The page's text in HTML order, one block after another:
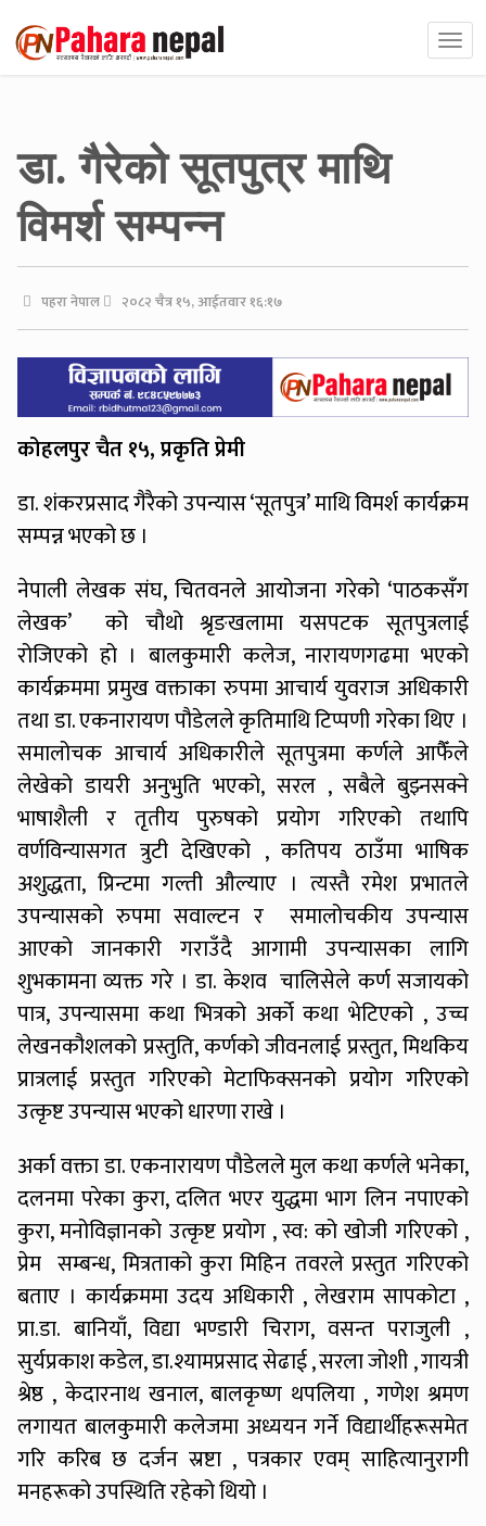
डा. गैरेको सूतपुत्र माथि
विमर्श सम्पन्न
पहरा नेपाल २०८२ चैत्र १५, आईतवार १६:१७
कोहलपुर चैत १५, प्रकृति प्रेमी
डा. शंकरप्रसाद गैरैको उपन्यास ‘सूतपुत्र’ माथि विमर्श कार्यक्रम
सम्पन्न भएको छ ।
नेपाली लेखक संघ, चितवनले आयोजना गरेको ‘पाठकसँग
लेखक’ को चौथो श्रृङखलामा यसपटक सूतपुत्रलाई
रोजिएको हो । बालकुमारी कलेज, नारायणगढमा भएको
कार्यक्रममा प्रमुख वक्ताका रुपमा आचार्य युवराज अधिकारी
तथा डा. एकनारायण पौडेलले कृतिमाथि टिप्पणी गरेका थिए ।
समालोचक आचार्य अधिकारीले सूतपुत्रमा कर्णले आफैँले
लेखेको डायरी अनुभुति भएको, सरल , सबैले बुझ्नसक्ने
भाषाशैली र तृतीय पुरुषको प्रयोग गरिएको तथापि
वर्णविन्यासगत त्रुटी देखिएको , कतिपय ठाउँमा भाषिक
अशुद्धता, प्रिन्टमा गल्ती औल्याए । त्यस्तै रमेश प्रभातले
उपन्यासको रुपमा सवाल्टन र समालोचकीय उपन्यास
आएको जानकारी गराउँदै आगामी उपन्यासका लागि
शुभकामना व्यक्त गरे । डा. केशव चालिसेले कर्ण सजायको
पात्र, उपन्यासमा कथा भित्रको अर्को कथा भेटिएको , उच्च
लेखनकौशलको प्रस्तुति, कर्णको जीवनलाई प्रस्तुत, मिथकिय
प्रात्रलाई प्रस्तुत गरिएको मेटाफिक्सनको प्रयोग गरिएको
उत्कृष्ट उपन्यास भएको धारणा राखे ।
अर्का वक्ता डा. एकनारायण पौडेलले मुल कथा कर्णले भनेका,
दलनमा परेका कुरा, दलित भएर युद्धमा भाग लिन नपाएको
कुरा, मनोविज्ञानको उत्कृष्ट प्रयोग , स्व: को खोजी गरिएको ,
प्रेम सम्बन्ध, मित्रताको कुरा मिहिन तवरले प्रस्तुत गरिएको
बताए । कार्यक्रममा उदय अधिकारी , लेखराम सापकोटा ,
प्रा.डा. बानियाँ, विद्या भण्डारी चिराग, वसन्त पराजुली ,
सुर्यप्रकाश कडेल, डा.श्यामप्रसाद सेढाई , सरला जोशी , गायत्री
श्रेष्ठ , केदारनाथ खनाल, बालकृष्ण थपलिया , गणेश श्रमण
लगायत बालकुमारी कलेजमा अध्ययन गर्ने विद्यार्थीहरूसमेत
गरि करिब छ दर्जन स्रष्टा , पत्रकार एवम् साहित्यानुरागी
मनहरूको उपस्थिति रहेको थियो ।